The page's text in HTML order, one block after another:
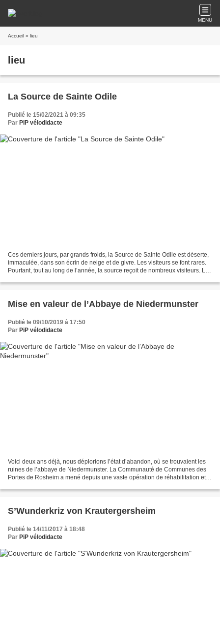
MENU
Accueil » lieu
lieu
La Source de Sainte Odile
Publié le 15/02/2021 à 09:35
Par PiP vélodidacte
Ces derniers jours, par grands froids, la Source de Sainte Odile est déserte,
immaculée, dans son écrin de neige et de givre. Les visiteurs se font rares.
Pourtant, tout au long de l’année, la source reçoit de nombreux visiteurs. Les
Mise en valeur de l’Abbaye de Niedermunster
Publié le 09/10/2019 à 17:50
Par PiP vélodidacte
Voici deux ans déjà, nous déplorions l’état d’abandon, où se trouvaient les
ruines de l’abbaye de Niedermunster. La Communauté de Communes des
Portes de Rosheim a mené depuis une vaste opération de réhabilitation et
S’Wunderkriz von Krautergersheim
Publié le 14/11/2017 à 18:48
Par PiP vélodidacte